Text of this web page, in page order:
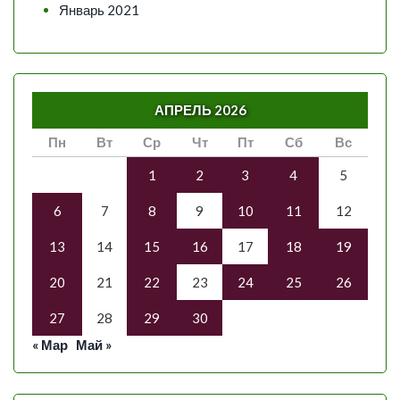
Январь 2021
АПРЕЛЬ 2026
Пн
Вт Ср Чт Пт Сб Вс
1 2 3 4 5
6 7 8 9 10 11 12
13 14 15 16 17 18 19
20 21 22 23 24 25 26
27 28 29
30
« Мар Май »